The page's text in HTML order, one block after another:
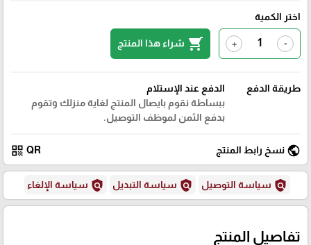
اختر الكمية
-
+
shopping_cart شراء هذا المنتج
طريقة الدفع
الدفع عند الإستلام
ببساطة نقوم بايصال المنتج لغاية منزلك وتقوم
بدفع الثمن لموظف التوصيل.
public نسخ رابط المنتج QR
qr_code
policy سياسة التوصيل policy سياسة التبديل policy سياسة الإلغاء
تفاصيل المنتج